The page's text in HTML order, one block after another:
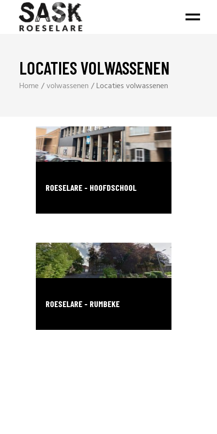
LOCATIES VOLWASSENEN
Home volwassenen Locaties volwassenen
ROESELARE - HOOFDSCHOOL
ROESELARE - RUMBEKE